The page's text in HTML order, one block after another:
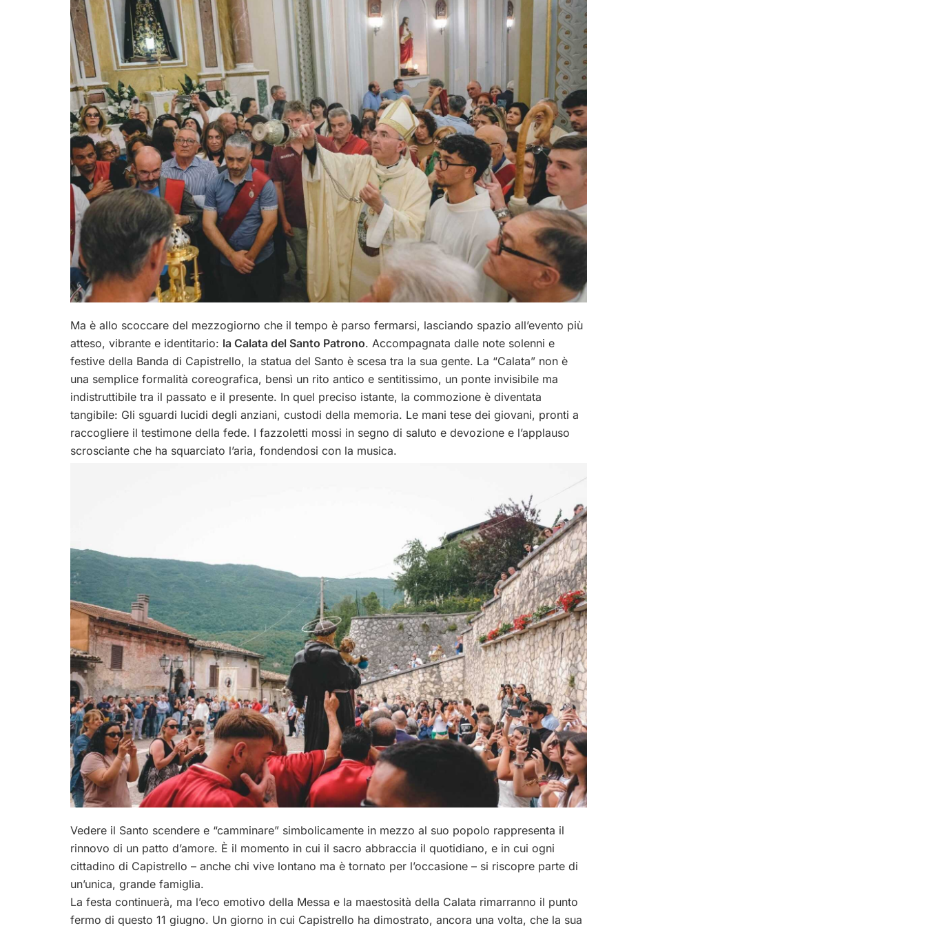
Ma è allo scoccare del mezzogiorno che il tempo è parso fermarsi, lasciando spazio all’evento più
atteso, vibrante e identitario: la Calata del Santo Patrono. Accompagnata dalle note solenni e
festive della Banda di Capistrello, la statua del Santo è scesa tra la sua gente. La “Calata” non è
una semplice formalità coreografica, bensì un rito antico e sentitissimo, un ponte invisibile ma
indistruttibile tra il passato e il presente. In quel preciso istante, la commozione è diventata
tangibile: Gli sguardi lucidi degli anziani, custodi della memoria. Le mani tese dei giovani, pronti a
raccogliere il testimone della fede. I fazzoletti mossi in segno di saluto e devozione e l’applauso
scrosciante che ha squarciato l’aria, fondendosi con la musica.
Vedere il Santo scendere e “camminare” simbolicamente in mezzo al suo popolo rappresenta il
rinnovo di un patto d’amore. È il momento in cui il sacro abbraccia il quotidiano, e in cui ogni
cittadino di Capistrello – anche chi vive lontano ma è tornato per l’occasione – si riscopre parte di
un’unica, grande famiglia.
La festa continuerà, ma l’eco emotivo della Messa e la maestosità della Calata rimarranno il punto
fermo di questo 11 giugno. Un giorno in cui Capistrello ha dimostrato, ancora una volta, che la sua